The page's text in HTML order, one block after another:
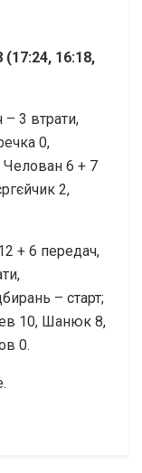
16:18,
3 втрати,
0,
Челован 6 + 7
2,
+ 6 передач,
– старт;
10, Шанюк 8,
0.